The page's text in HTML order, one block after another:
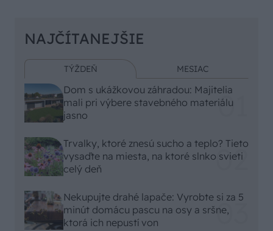
NAJČÍTANEJŠIE
TÝŽDEŇ MESIAC
Dom s ukážkovou záhradou: Majitelia
mali pri výbere stavebného materiálu
jasno
Trvalky, ktoré znesú sucho a teplo? Tieto
vysaďte na miesta, na ktoré slnko svieti
celý deň
Nekupujte drahé lapače: Vyrobte si za 5
minút domácu pascu na osy a sršne,
ktorá ich nepustí von